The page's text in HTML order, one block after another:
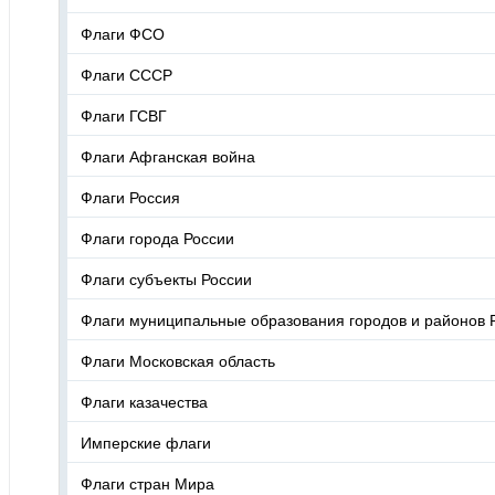
Флаги ФСО
Флаги СССР
Флаги ГСВГ
Флаги Афганская война
Флаги Россия
Флаги города России
Флаги субъекты России
Флаги муниципальные образования городов и районов
Флаги Московская область
Флаги казачества
Имперские флаги
Флаги стран Мира